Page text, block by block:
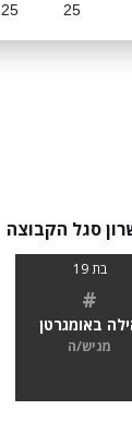
25
25
סגל הקבוצה
בת 19
#
באומגרטן
מגיש/ה